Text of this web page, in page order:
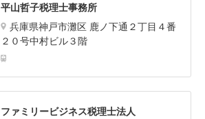
平山哲子税理士事務所
兵庫県神戸市灘区 鹿ノ下通２丁目４番
２０号中村ビル３階
ファミリービジネス税理士法人